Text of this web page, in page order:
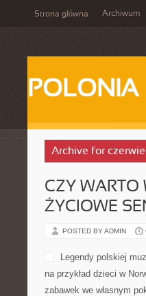
Strona główna Archiwum
POLONIA
Archive for
CZY WARTO
ŻYCIOWE
POSTED BY ADMIN
Legendy polskiej
na przykład dzieci w
zabawek we własnym